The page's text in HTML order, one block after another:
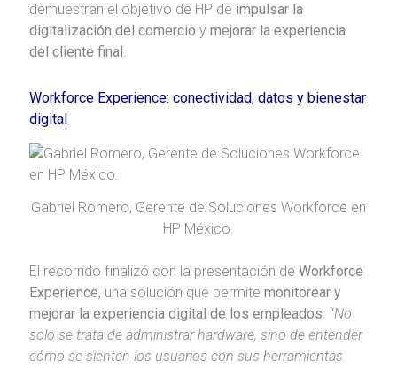
demuestran el objetivo de HP de impulsar la
digitalización del comercio y mejorar la experiencia
del cliente final .
Workforce Experience: conectividad, datos y bienestar
digital
Gabriel Romero, Gerente de Soluciones Workforce en
HP México.
El recorrido finalizó con la presentación de Workforce
Experience, una solución que permite monitorear y
mejorar la experiencia digital de los empleados. “No
solo se trata de administrar hardware, sino de entender
cómo se sienten los usuarios con sus herramientas.